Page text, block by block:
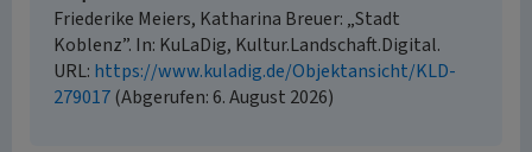
Friederike Meiers, Katharina Breuer: „Stadt
Koblenz”. In: KuLaDig, Kultur.Landschaft.Digital.
URL: https://www.kuladig.de/Objektansicht/KLD-
279017(Abgerufen: 6. August 2026)